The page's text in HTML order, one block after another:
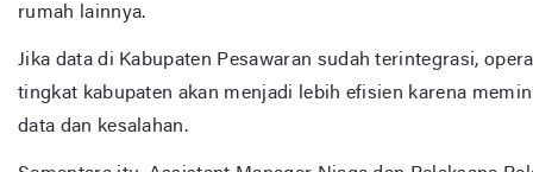
rumah lainnya.
Jika data di Kabupaten Pesawaran sudah terintegrasi,
tingkat kabupaten akan menjadi lebih efisien karena
data dan kesalahan.